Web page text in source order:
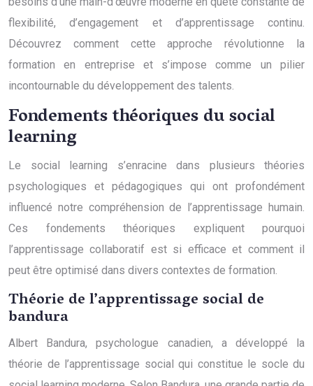
flexibilité, d’engagement et d’apprentissage continu.
Découvrez comment cette approche révolutionne la
formation en entreprise et s’impose comme un pilier
incontournable du développement des talents.
Fondements théoriques du social
learning
Le social learning s’enracine dans plusieurs théories
psychologiques et pédagogiques qui ont profondément
influencé notre compréhension de l’apprentissage humain.
Ces fondements théoriques expliquent pourquoi
l’apprentissage collaboratif est si efficace et comment il
peut être optimisé dans divers contextes de formation.
Théorie de l’apprentissage social de
bandura
Albert Bandura, psychologue canadien, a développé la
théorie de l’apprentissage social qui constitue le socle du